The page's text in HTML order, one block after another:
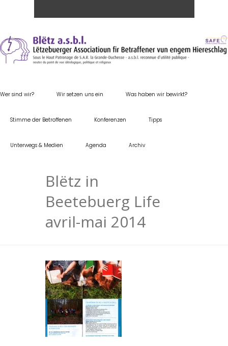
Wer sind wir? Wir setzen uns ein Was haben wir bewirkt?
Stimme der Betroffenen Konferenzen Tipps
Unterwegs & Medien Agenda Archiv
Blëtz in
Beetebuerg Life
avril-mai 2014